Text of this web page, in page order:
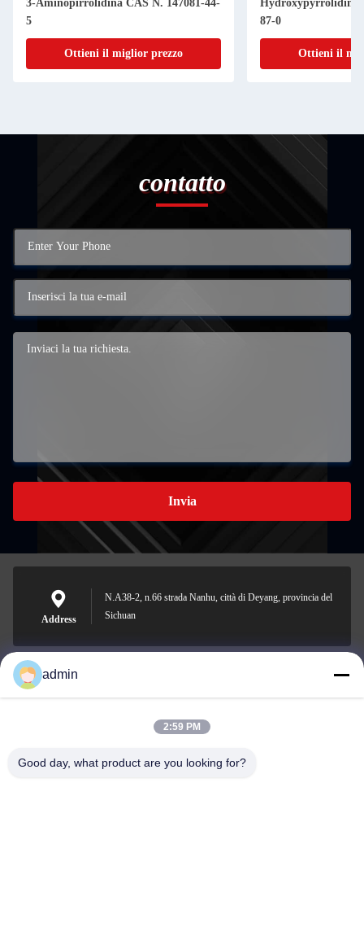
3-Aminopirrolidina CAS N. 147081-44-
5
Ottieni il miglior prezzo
Hydroxypyrrolidine
87-0
Ottieni il
contatto
Invia
Address
N.A38-2, n.66 strada Nanhu, città di Deyang, provincia del
Sichuan
Nero@enlaibio.com
admin
2:59 PM
Good day, what product are you looking for?